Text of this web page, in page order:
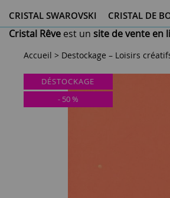
CRISTAL SWAROVSKI ® CRISTAL DE
Cristal Rêve est un site de vente en
Accueil > Destockage – Loisirs
DÉSTOCKAGE
- 50%